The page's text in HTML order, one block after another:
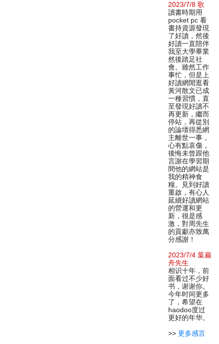
2023/7/8 歌
讀書時期用
pocket pc 看
書持資源發現
了好讀，然後
好讀一直陪伴
我至大學畢業
然後踏足社
會。雖然工作
事忙，但是上
好讀網閒逛看
黃河散文已成
一種習慣，直
至發現好讀不
再更新，繼而
停站，再從別
的論壇得悉網
主離世一事，
心有點哀傷，
後悔未曾跟他
言謝在學習期
間他的網站是
我的精神食
糧。見到好讀
重啟，有心人
延續好讀網站
的營運和更
新，很是感
激，對周先生
的貢獻亦致萬
分感謝！
2023/7/4 葉扁
舟先生
相识十年，前
面看过不少好
书，谢谢你。
今年时间更多
了，希望在
haodoo度过
更好的年华。
>> 更多感言